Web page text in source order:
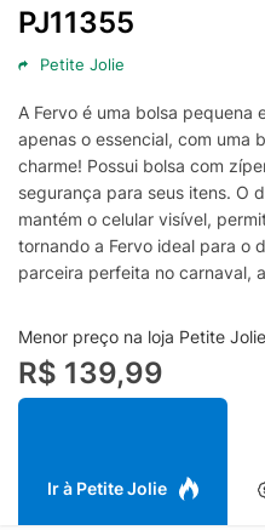
PJ11355
Petite Jolie
A Fervo é uma bolsa
apenas o essencial, com uma
charme! Possui bolsa com
segurança para seus itens. O
mantém o celular visível,
tornando a Fervo ideal para o
parceira perfeita no carnaval,
dando aquele toque extra de
gorgurão estreita e regulável
corpo, oferecendo praticidade
ocasião. Com espaço
segurança para o celular, ela é
para quem busca uma bolsa
Menor preço na loja Petite Jolie
R$ 139,99
Ir à Petite Jolie